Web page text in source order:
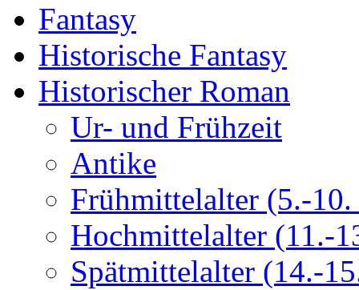
Fantasy
Historische Fantasy
Historischer Roman
Ur- und Frühzeit
Antike
Frühmittelalter (5.-10.
Hochmittelalter (11.-
Spätmittelalter (14.-